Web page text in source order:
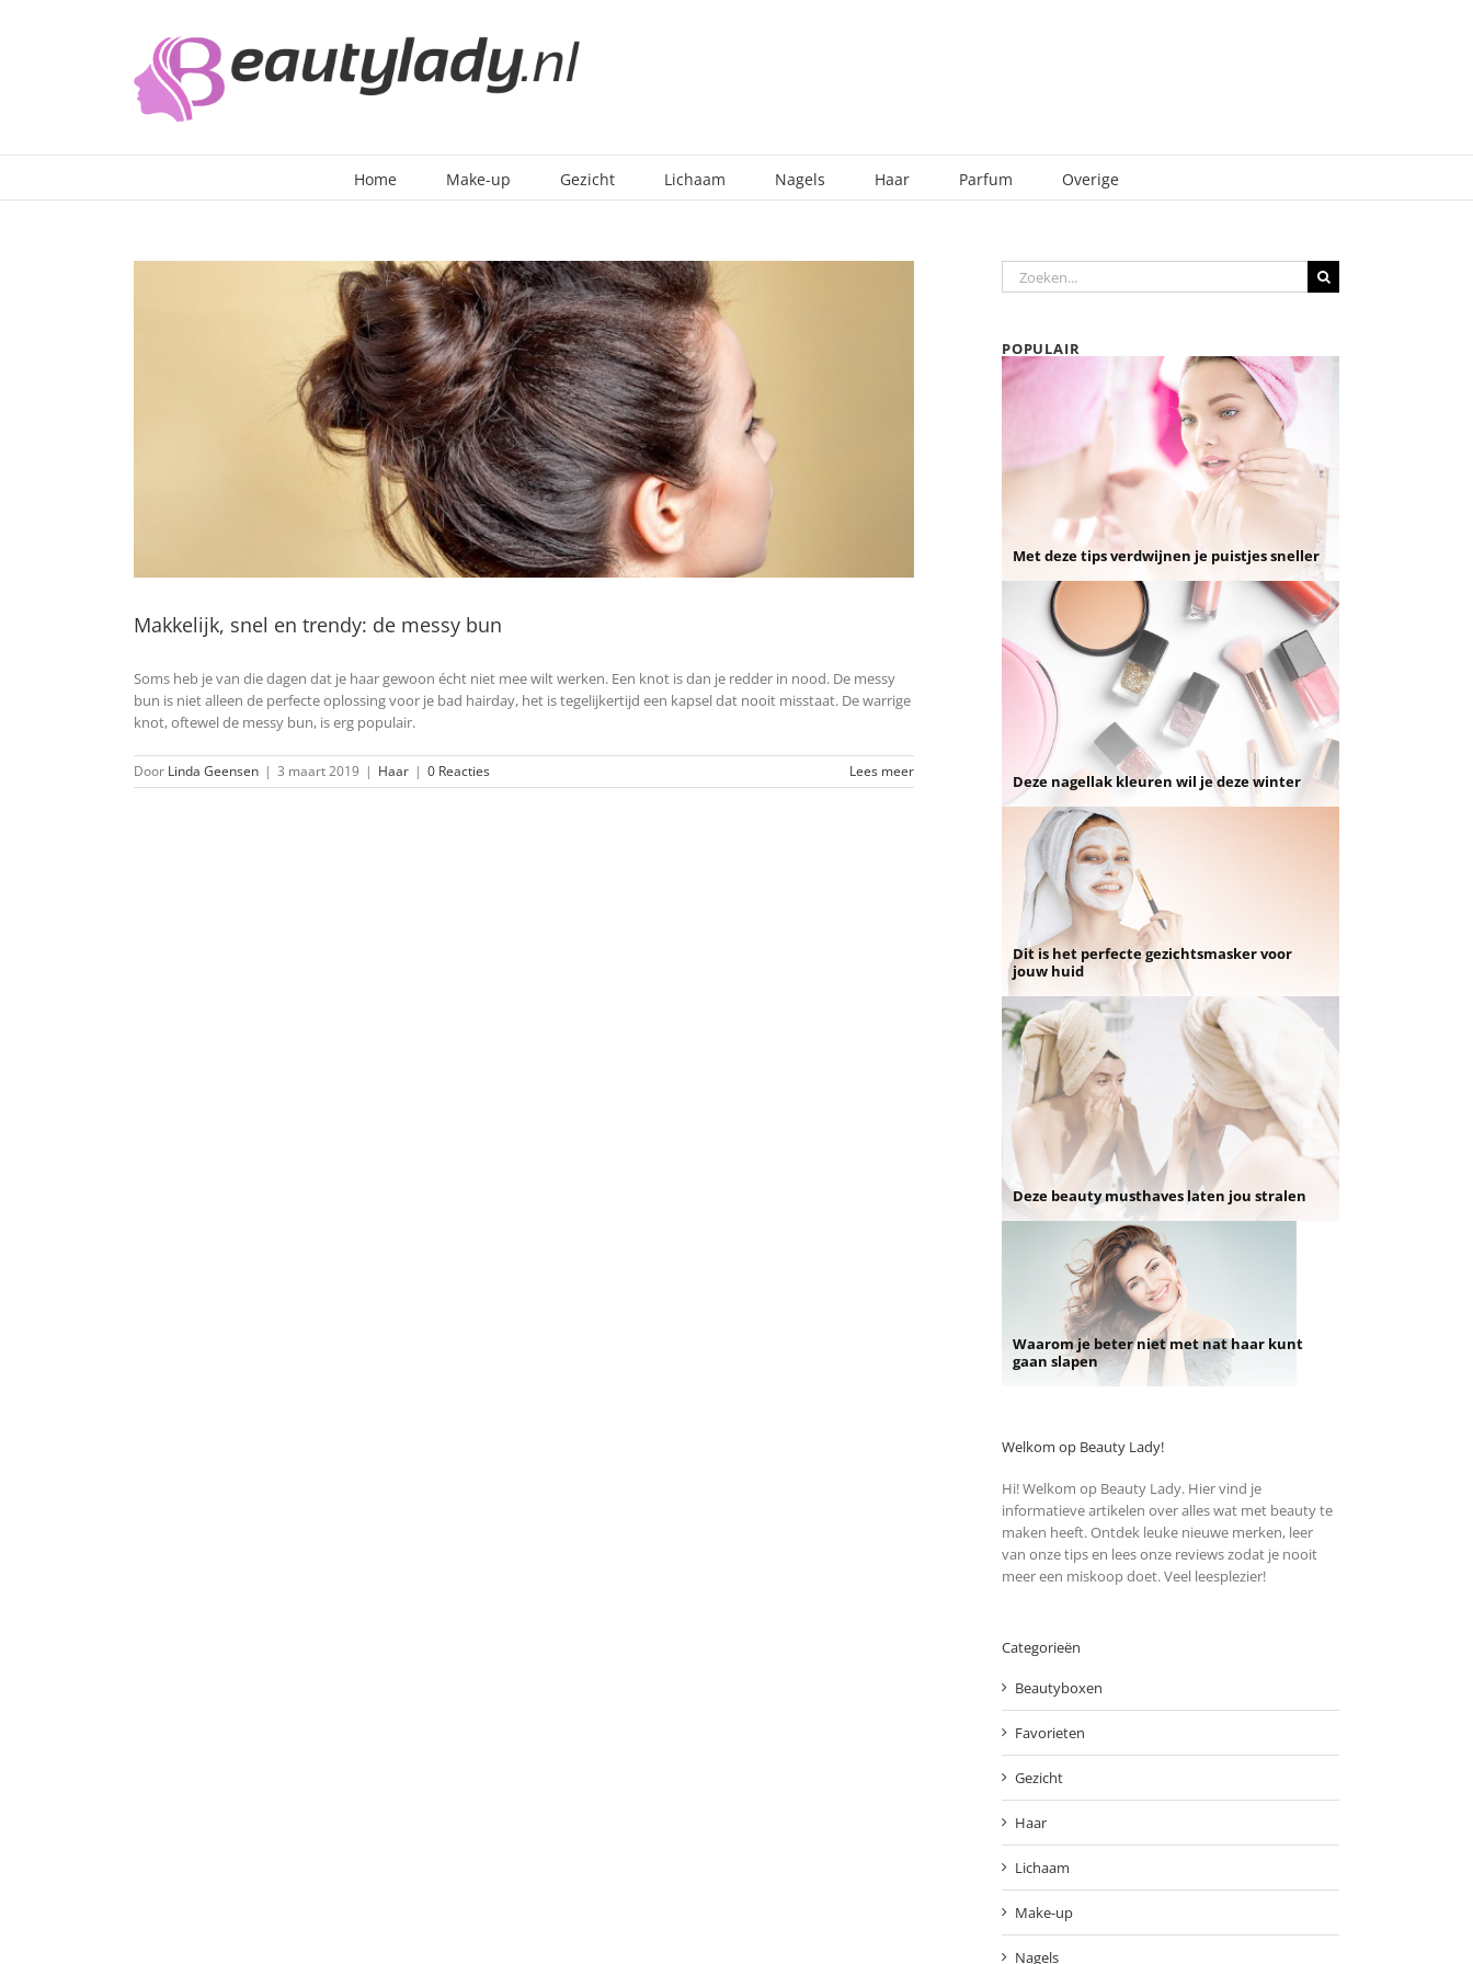
Home Make-up Gezicht Lichaam Nagels Haar Parfum Overige
Makkelijk, snel en trendy: de messy bun
Soms heb je van die dagen dat je haar gewoon écht niet mee wilt werken. Een knot is dan je redder in nood. De messy
bun is niet alleen de perfecte oplossing voor je bad hairday, het is tegelijkertijd een kapsel dat nooit misstaat. De warrige
knot, oftewel de messy bun, is erg populair.
Door Linda Geensen | 3 maart 2019 | Haar | 0 Reacties Lees meer
Zoeken
naar:
POPULAIR
Met deze tips verdwijnen je puistjes sneller
Deze nagellak kleuren wil je deze winter
Dit is het perfecte gezichtsmasker voor
jouw huid
Deze beauty musthaves laten jou stralen
Waarom je beter niet met nat haar kunt
gaan slapen
Welkom op Beauty Lady!
Hi! Welkom op Beauty Lady. Hier vind je
informatieve artikelen over alles wat met beauty te
maken heeft. Ontdek leuke nieuwe merken, leer
van onze tips en lees onze reviews zodat je nooit
meer een miskoop doet. Veel leesplezier!
Categorieën
Beautyboxen
Favorieten
Gezicht
Haar
Lichaam
Make-up
Nagels